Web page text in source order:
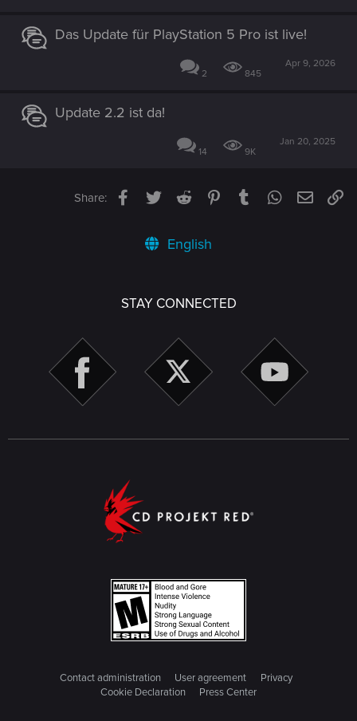
Das Update für PlayStation 5 Pro ist live!
2 845
Apr 9, 2026
Update 2.2 ist da!
14 9K
Jan 20, 2025
Share: Facebook
TwitterReddit PinterestTumblrWhatsApp
Email
English
STAY CONNECTED
Contact administration User agreement
Privacy
Cookie Declaration
Press Center